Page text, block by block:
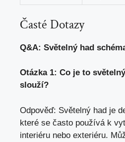
Časté Dotazy
Q&A: Světelný had
Otázka 1: Co je to
slouží?
Odpověď: Světelný had je
které se často používá k
interiéru nebo exteriéru.